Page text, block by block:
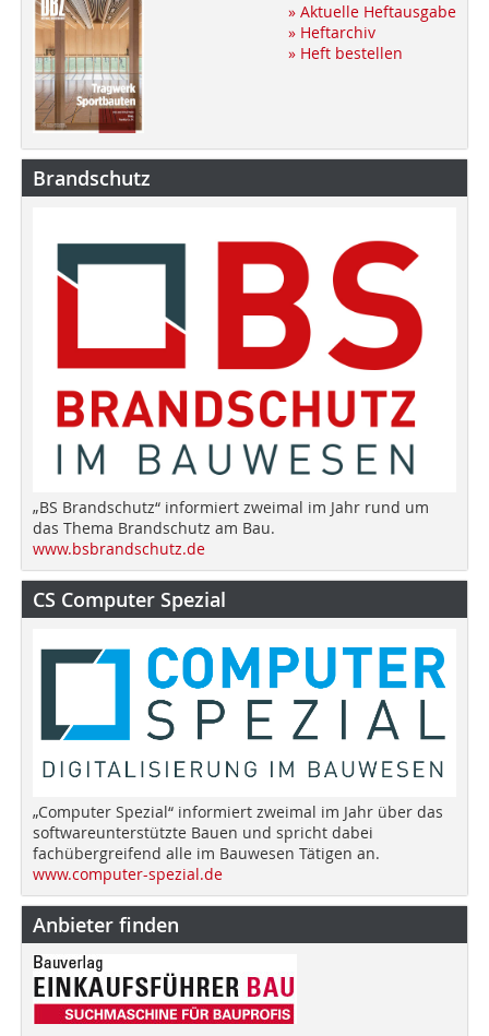
» Aktuelle Heftausgabe
» Heftarchiv
» Heft bestellen
Brandschutz
„BS Brandschutz“ informiert zweimal im Jahr rund um
das Thema Brandschutz am Bau.
www.bsbrandschutz.de
CS Computer Spezial
„Computer Spezial“ informiert zweimal im Jahr über das
softwareunterstützte Bauen und spricht dabei
fachübergreifend alle im Bauwesen Tätigen an.
www.computer-spezial.de
Anbieter finden